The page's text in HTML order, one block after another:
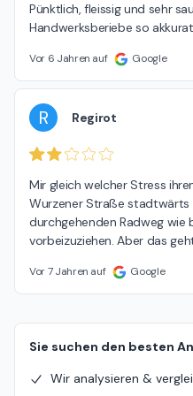
Pünktlich, fleissig und sehr
Handwerksberiebe so
Vor 6 Jahren auf Google
R Regirot
Mir gleich welcher Stress
Wurzener Straße
durchgehenden Radweg wie
vorbeizuziehen. Aber das
Vor 7 Jahren auf Google
Sie suchen den besten
Wir analysieren &